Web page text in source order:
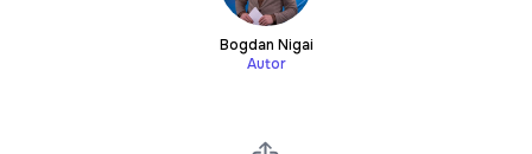
Bogdan Nigai
Autor